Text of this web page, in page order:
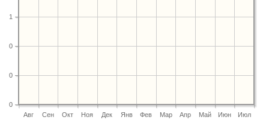
Авг Сен Окт Ноя Дек Янв Фев Мар Апр Май Июн Июл
0
0
0
1